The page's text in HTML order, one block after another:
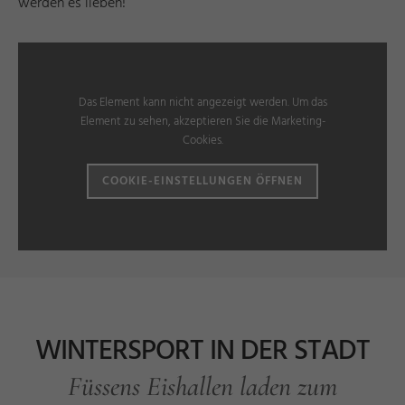
Das Element kann nicht angezeigt werden. Um das
Element zu sehen, akzeptieren Sie die Marketing-
Cookies.
COOKIE-EINSTELLUNGEN ÖFFNEN
WINTERSPORT IN DER STADT
Füssens Eishallen laden zum